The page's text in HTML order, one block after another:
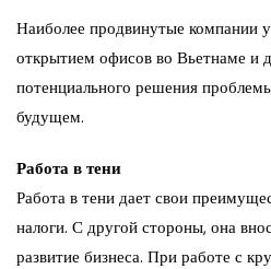
Наиболее продвинутые компании
открытием офисов во Вьетнаме и
потенциального решения
будущем.
Работа в тени
Работа в тени дает свои
налоги. С другой стороны, она
развитие бизнеса. При работе с